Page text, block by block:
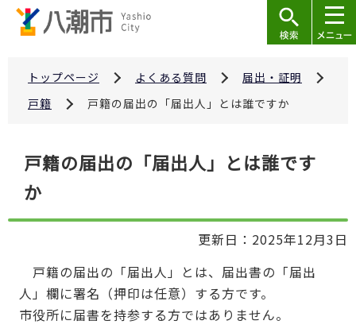
トップページ よくある質問
届出・証明
戸籍
戸籍の届出の「届出人」とは誰ですか
戸籍の届出の「届出人」とは誰です
か
更新日：2025年12月3日
戸籍の届出の「届出人」とは、届出書の「届出
人」欄に署名（押印は任意）する方です。
市役所に届書を持参する方ではありません。